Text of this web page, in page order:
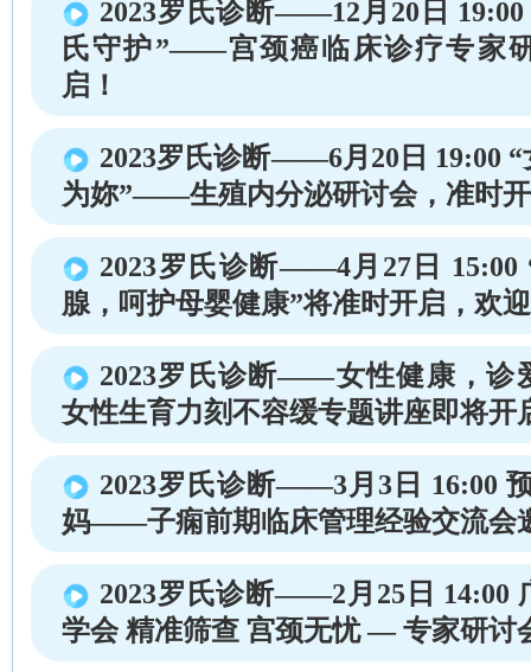
2023罗氏诊断——12月20日
氏守护”——宫颈癌临床诊疗专家
启！
2023罗氏诊断——6月20日 19:00
为妳”——生殖内分泌研讨会，准时
2023罗氏诊断——4月27日 15:00
腺，呵护母婴健康”将准时开启，欢
2023罗氏诊断——女性健康，
女性生育力刻不容缓专题讲座即将开
2023罗氏诊断——3月3日 16:00
妈——子痫前期临床管理经验交流会
2023罗氏诊断——2月25日 14:00
学会 精准筛查 宫颈无忧 — 专家研讨